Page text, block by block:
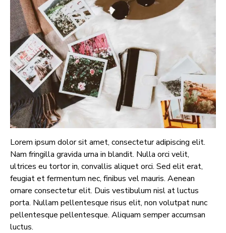
Lorem ipsum dolor sit amet, consectetur adipiscing elit.
Nam fringilla gravida urna in blandit. Nulla orci velit,
ultrices eu tortor in, convallis aliquet orci. Sed elit erat,
feugiat et fermentum nec, finibus vel mauris. Aenean
ornare consectetur elit. Duis vestibulum nisl at luctus
porta. Nullam pellentesque risus elit, non volutpat nunc
pellentesque pellentesque. Aliquam semper accumsan
luctus.